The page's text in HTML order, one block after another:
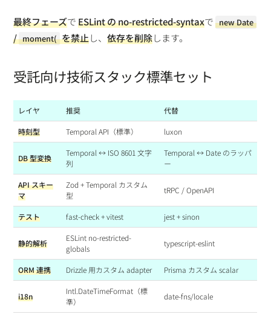
最終フェーズでESLint の no-restricted-syntaxで new Date
/ moment( を禁止し、 依存を削除します。
受託向け技術スタック標準セット
レイヤ 推奨 代替
時刻型 Temporal API（標準） luxon
DB 型変換
Temporal ↔ ISO 8601 文字
列
Temporal ↔ Date のラッパ
ー
API スキー
マ
Zod + Temporal カスタム
型
tRPC / OpenAPI
テスト fast-check + vitest jest + sinon
静的解析
ESLint no-restricted-
globals
typescript-eslint
ORM 連携 Drizzle 用カスタム adapter Prisma カスタム scalar
i18n
Intl.DateTimeFormat（標
準）
date-fns/locale